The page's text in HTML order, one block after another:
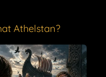
Athelstan?